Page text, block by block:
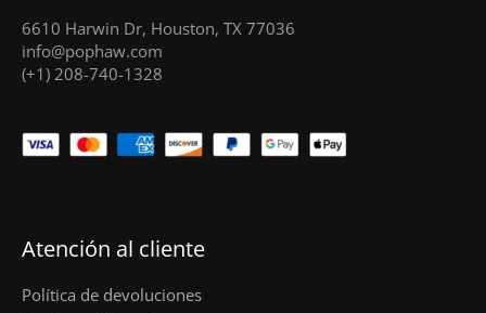
6610 Harwin Dr, Houston, TX 77036
info@pophaw.com
(+1) 208-740-1328
Atención al cliente
Política de devoluciones